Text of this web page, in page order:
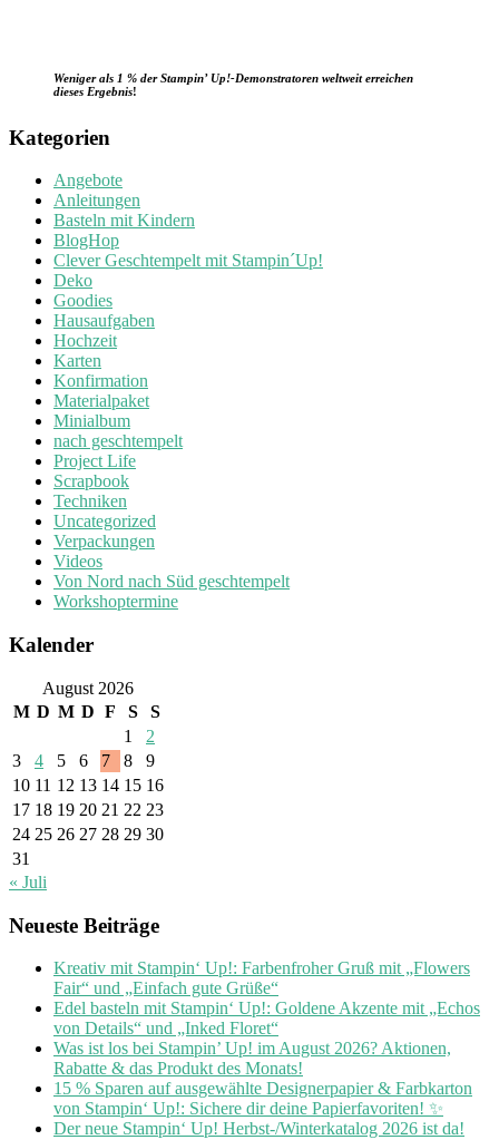
Weniger als 1 % der Stampin’ Up!-Demonstratoren weltweit erreichen
dieses Ergebnis!
Kategorien
Angebote
Anleitungen
Basteln mit Kindern
BlogHop
Clever Geschtempelt mit Stampin´Up!
Deko
Goodies
Hausaufgaben
Hochzeit
Karten
Konfirmation
Materialpaket
Minialbum
nach geschtempelt
Project Life
Scrapbook
Techniken
Uncategorized
Verpackungen
Videos
Von Nord nach Süd geschtempelt
Workshoptermine
Kalender
August 2026
M D M D F S
S
1
2
3
4 5 6 7 8
9
10 11 12 13 14 15 16
17 18 19 20 21 22 23
24 25 26 27 28 29 30
31
« Juli
Neueste Beiträge
Kreativ mit Stampin‘ Up!: Farbenfroher Gruß mit „Flowers
Fair“ und „Einfach gute Grüße“
Edel basteln mit Stampin‘ Up!: Goldene Akzente mit „Echos
von Details“ und „Inked Floret“
Was ist los bei Stampin’ Up! im August 2026? Aktionen,
Rabatte & das Produkt des Monats!
15 % Sparen auf ausgewählte Designerpapier & Farbkarton
von Stampin‘ Up!: Sichere dir deine Papierfavoriten! ✨
Der neue Stampin‘ Up! Herbst-/Winterkatalog 2026 ist da!